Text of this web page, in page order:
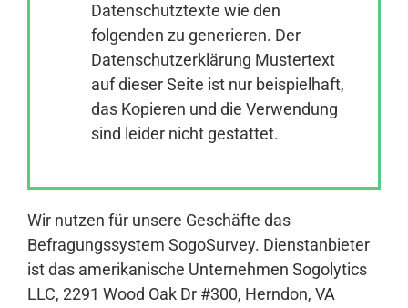
Anmelden
Datenschutztexte wie den
folgenden zu generieren. Der
Datenschutzerklärung Mustertext
auf dieser Seite ist nur beispielhaft,
das Kopieren und die Verwendung
sind leider nicht gestattet.
Wir nutzen für unsere Geschäfte das
Befragungssystem SogoSurvey. Dienstanbieter
ist das amerikanische Unternehmen Sogolytics
LLC, 2291 Wood Oak Dr #300, Herndon, VA